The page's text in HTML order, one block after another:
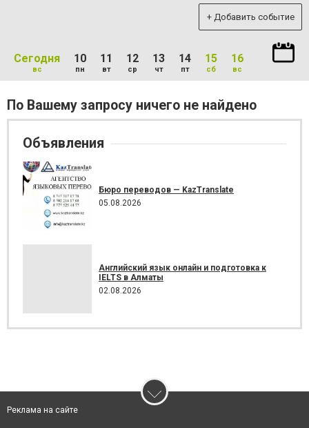
+ Добавить событие
Сегодня
вс
10
пн
11
вт
12
ср
13
чт
14
пт
15
сб
16
вс
По Вашему запросу ничего не найдено
Объявления
Бюро переводов — KazTranslate
05.08.2026
Английский язык онлайн и подготовка к
IELTS в Алматы
02.08.2026
Реклама на сайте